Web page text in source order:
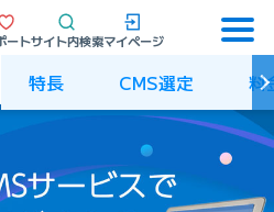
ートサイト内検索マイページ
特長 CMS選定 料